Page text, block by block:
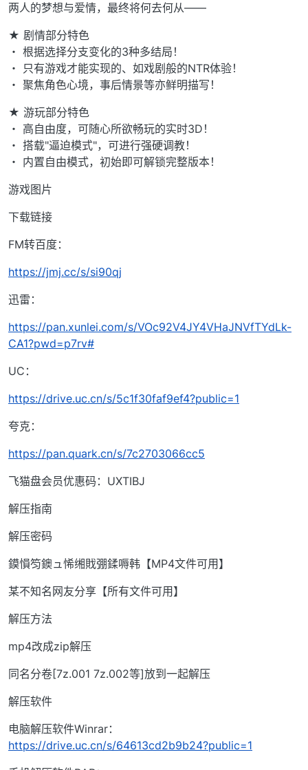
两人的梦想与爱情，最终将何去何从——
★ 剧情部分特色
・ 根据选择分支变化的3种多结局！
・ 只有游戏才能实现的、如戏剧般的NTR体验！
・ 聚焦角色心境，事后情景等亦鲜明描写！
★ 游玩部分特色
・ 高自由度，可随心所欲畅玩的实时3D！
・ 搭载"逼迫模式"，可进行强硬调教！
・ 内置自由模式，初始即可解锁完整版本！
游戏图片
下载链接
FM转百度：
https://jmj.cc/s/si90qj
迅雷：
https://pan.xunlei.com/s/VOc92V4JY4VHaJNVfTYdLk-
CA1?pwd=p7rv#
UC：
https://drive.uc.cn/s/5c1f30faf9ef4?public=1
夸克：
https://pan.quark.cn/s/7c2703066cc5
飞猫盘会员优惠码：UXTIBJ
解压指南
解压密码
鏌愪笉鐭ュ悕缃戝弸鍒嗕韩【MP4文件可用】
某不知名网友分享【所有文件可用】
解压方法
mp4改成zip解压
同名分卷[7z.001 7z.002等]放到一起解压
解压软件
电脑解压软件Winrar：
https://drive.uc.cn/s/64613cd2b9b24?public=1